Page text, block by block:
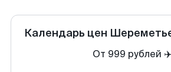
Календарь цен
От 999 рублей ✈️